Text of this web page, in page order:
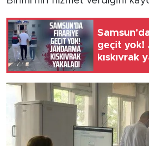
geçit yok!
kıskıvrak